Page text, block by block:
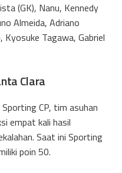
(GK), Nanu, Kennedy
Almeida, Adriano
Tagawa, Gabriel
Clara
CP, tim asuhan
empat kali hasil
Saat ini Sporting
poin 50.